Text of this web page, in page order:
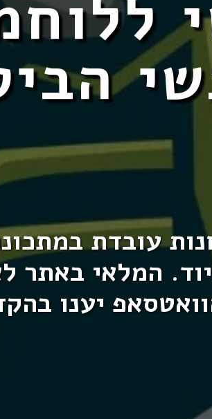
עובדת
המלאי באתר
יענו